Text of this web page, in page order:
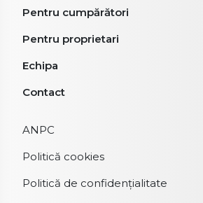
Pentru cumpărători
Pentru proprietari
Echipa
Contact
ANPC
Politică cookies
Politică de confidențialitate